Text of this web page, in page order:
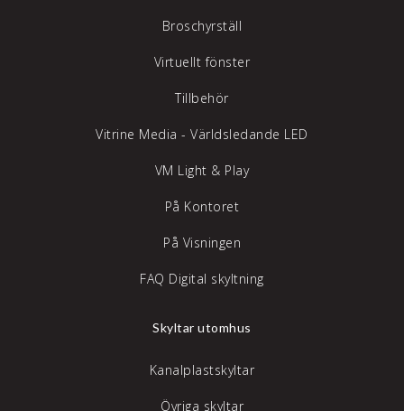
Broschyrställ
Virtuellt fönster
Tillbehör
Vitrine Media - Världsledande LED
VM Light & Play
På Kontoret
På Visningen
FAQ Digital skyltning
Skyltar utomhus
Kanalplastskyltar
Övriga skyltar